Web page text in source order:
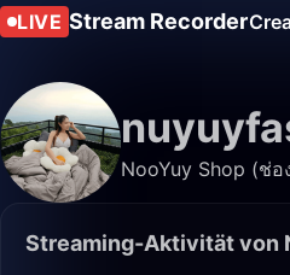
LIVE Stream Recorder
NooYuy Shop (ช่
Streaming-Aktivität von